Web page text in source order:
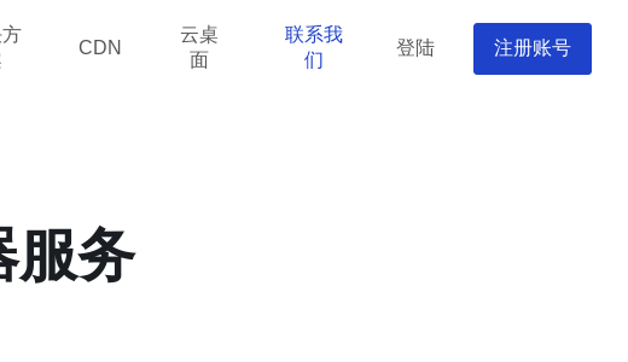
CDN
云桌
面
联系我
们
登陆 注册账号
服务